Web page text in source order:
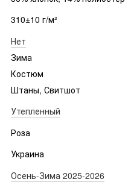
310±10 г/м²
Нет
Зима
Костюм
Штаны, Свитшот
Утепленный
Роза
Украина
Осень-Зима 2025-2026